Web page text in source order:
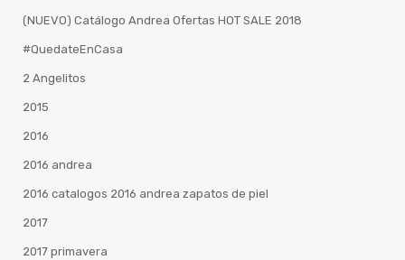
(NUEVO) Catálogo Andrea Ofertas HOT SALE 2018
#QuedateEnCasa
2 Angelitos
2015
2016
2016 andrea
2016 catalogos 2016 andrea zapatos de piel
2017
2017 primavera